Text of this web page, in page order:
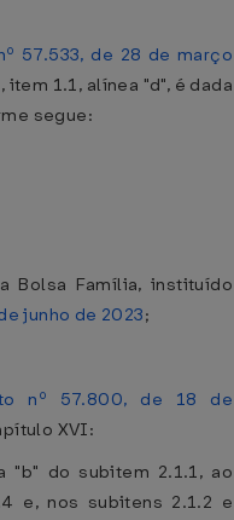
57.533, de 28 de março
item 1.1, alínea "d", é dada
segue:
Bolsa Família, instituído
junho de 2023;
nº 57.800, de 18 de
XVI:
"b" do subitem 2.1.1, ao
e, nos subitens 2.1.2 e